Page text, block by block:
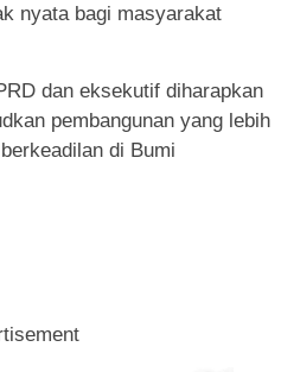
nyata bagi masyarakat
dan eksekutif diharapkan
pembangunan yang lebih
di Bumi